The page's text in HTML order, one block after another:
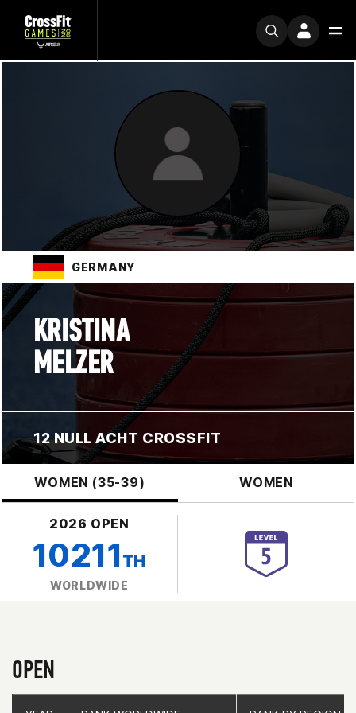
GERMANY
KRISTINA
MELZER
12 NULL ACHT CROSSFIT
WOMEN (35-39) WOMEN
2026 OPEN
10211 TH
WORLDWIDE
OPEN